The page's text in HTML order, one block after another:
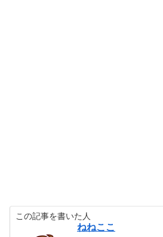
この記事を書いた人
ねねここ